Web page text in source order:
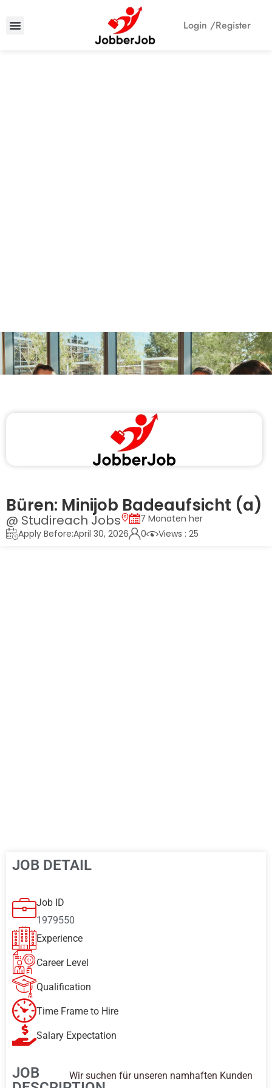
Login /Register
Büren: Minijob Badeaufsicht (a)
@ Studireach Jobs
7 Monaten her
Apply Before:April 30, 2026
0 Views : 25
JOB DETAIL
Job ID
1979550
Experience
Career Level
Qualification
Time Frame to Hire
Salary Expectation
JOB
Wir suchen für unseren namhaften Kunden